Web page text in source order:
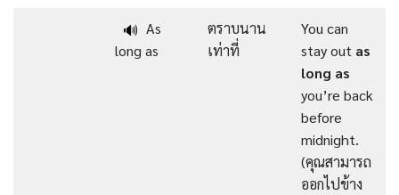
🔊 As
long as
ตราบนาน
เท่าที่
You can
stay out as
long as
you’re back
before
midnight.
(คุณสามารถ
ออกไปข้าง